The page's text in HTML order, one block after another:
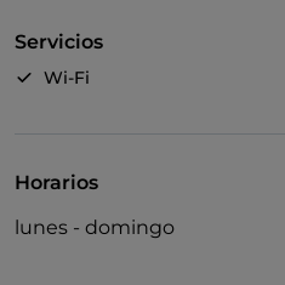
Servicios
Wi-Fi
Horarios
lunes - domingo